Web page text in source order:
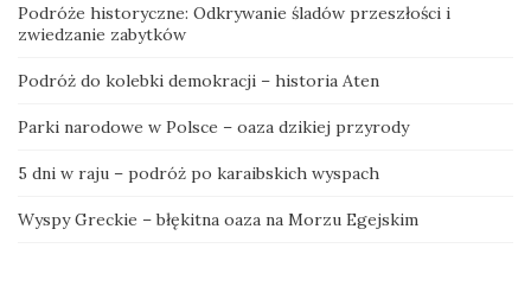
Podróże historyczne: Odkrywanie śladów przeszłości i
zwiedzanie zabytków
Podróż do kolebki demokracji – historia Aten
Parki narodowe w Polsce – oaza dzikiej przyrody
5 dni w raju – podróż po karaibskich wyspach
Wyspy Greckie – błękitna oaza na Morzu Egejskim